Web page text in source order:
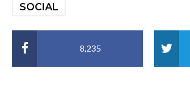
SOCIAL
8,235